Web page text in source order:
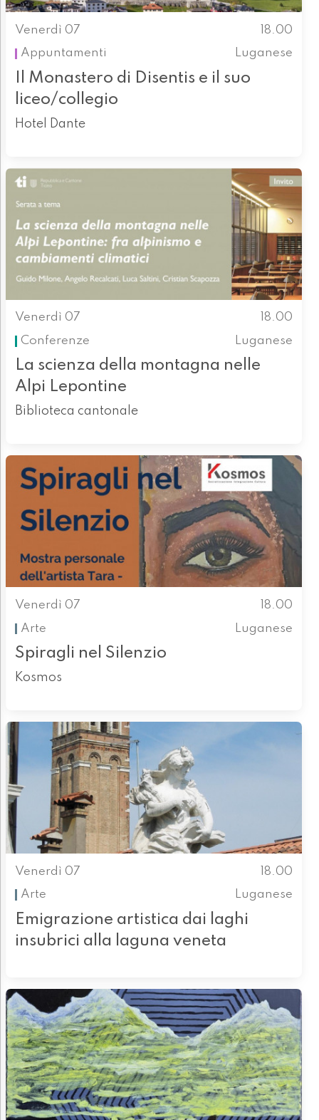
Venerdì 07
18.00
Appuntamenti
Luganese
Il Monastero di Disentis e il suo
liceo/collegio
Hotel Dante
Venerdì 07
18.00
Conferenze
Luganese
La scienza della montagna nelle
Alpi Lepontine
Biblioteca cantonale
Venerdì 07
18.00
Arte
Luganese
Spiragli nel Silenzio
Kosmos
Venerdì 07
18.00
Arte
Luganese
Emigrazione artistica dai laghi
insubrici alla laguna veneta